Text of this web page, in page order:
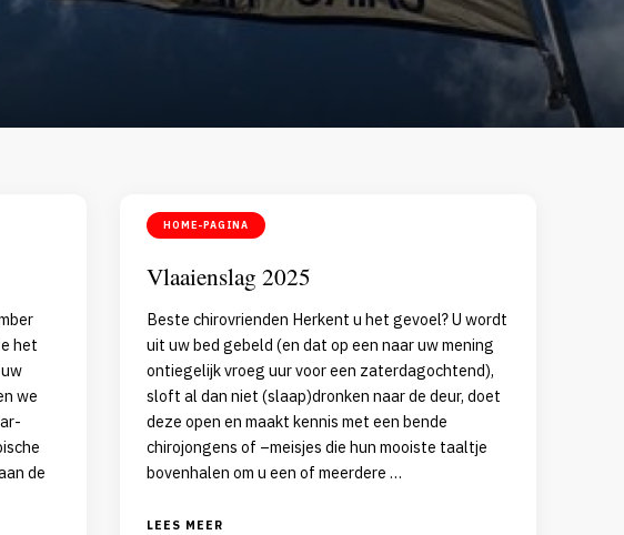
het
we
de
HOME-PAGINA
Vlaaienslag 2025
Beste chirovrienden Herkent u het gevoel? U wordt
uit uw bed gebeld (en dat op een naar uw mening
ontiegelijk vroeg uur voor een zaterdagochtend),
sloft al dan niet (slaap)dronken naar de deur, doet
deze open en maakt kennis met een bende
chirojongens of –meisjes die hun mooiste taaltje
bovenhalen om u een of meerdere …
LEES MEER